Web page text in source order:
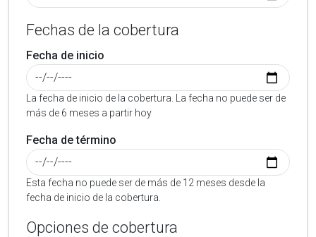
Fechas de la cobertura
Fecha de inicio
La fecha de inicio de la cobertura. La fecha no puede ser de
más de 6 meses a partir hoy
Fecha de término
Esta fecha no puede ser de más de 12 meses desde la
fecha de inicio de la cobertura.
Opciones de cobertura